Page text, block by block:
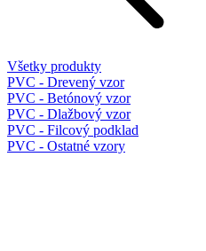
Všetky produkty
PVC - Drevený vzor
PVC - Betónový vzor
PVC - Dlažbový vzor
PVC - Filcový podklad
PVC - Ostatné vzory